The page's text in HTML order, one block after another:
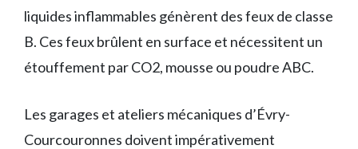
liquides inflammables génèrent des feux de classe
B. Ces feux brûlent en surface et nécessitent un
étouffement par CO2, mousse ou poudre ABC.
Les garages et ateliers mécaniques d’Évry-
Courcouronnes doivent impérativement